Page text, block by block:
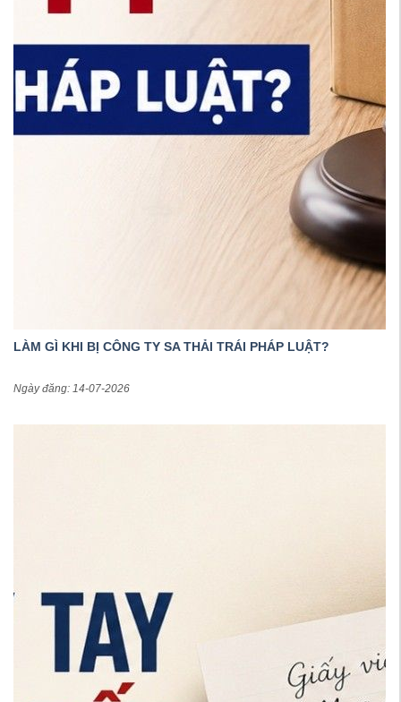
LÀM GÌ KHI BỊ CÔNG TY SA THẢI TRÁI PHÁP LUẬT?
Ngày đăng: 14-07-2026